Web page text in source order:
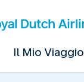
Il Mio Viaggio